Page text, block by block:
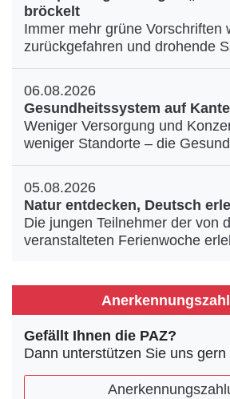
bröckelt
Immer mehr grüne Vorschriften
zurückgefahren und drohende
06.08.2026
Gesundheitssystem auf
Weniger Versorgung und
weniger Standorte – die
05.08.2026
Natur entdecken, Deutsch
Die jungen Teilnehmer der von
veranstalteten Ferienwoche
Gefällt Ihnen die PAZ?
Dann unterstützen Sie uns